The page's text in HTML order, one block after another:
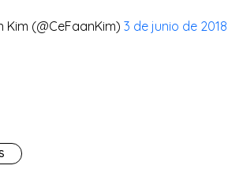
Kim (@CeFaanKim) 3 de junio de 2018